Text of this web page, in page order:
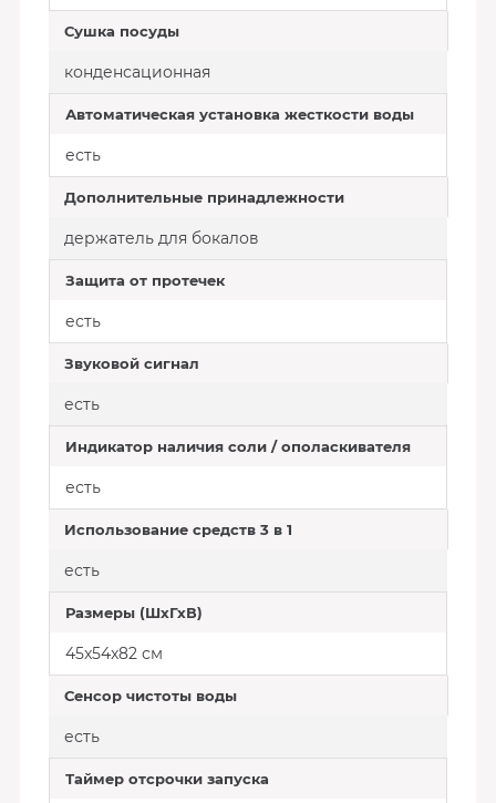
Сушка посуды
конденсационная
Автоматическая установка жесткости воды
есть
Дополнительные принадлежности
держатель для бокалов
Защита от протечек
есть
Звуковой сигнал
есть
Индикатор наличия соли / ополаскивателя
есть
Использование средств 3 в 1
есть
Размеры (ШхГхВ)
45x54x82 см
Сенсор чистоты воды
есть
Таймер отсрочки запуска